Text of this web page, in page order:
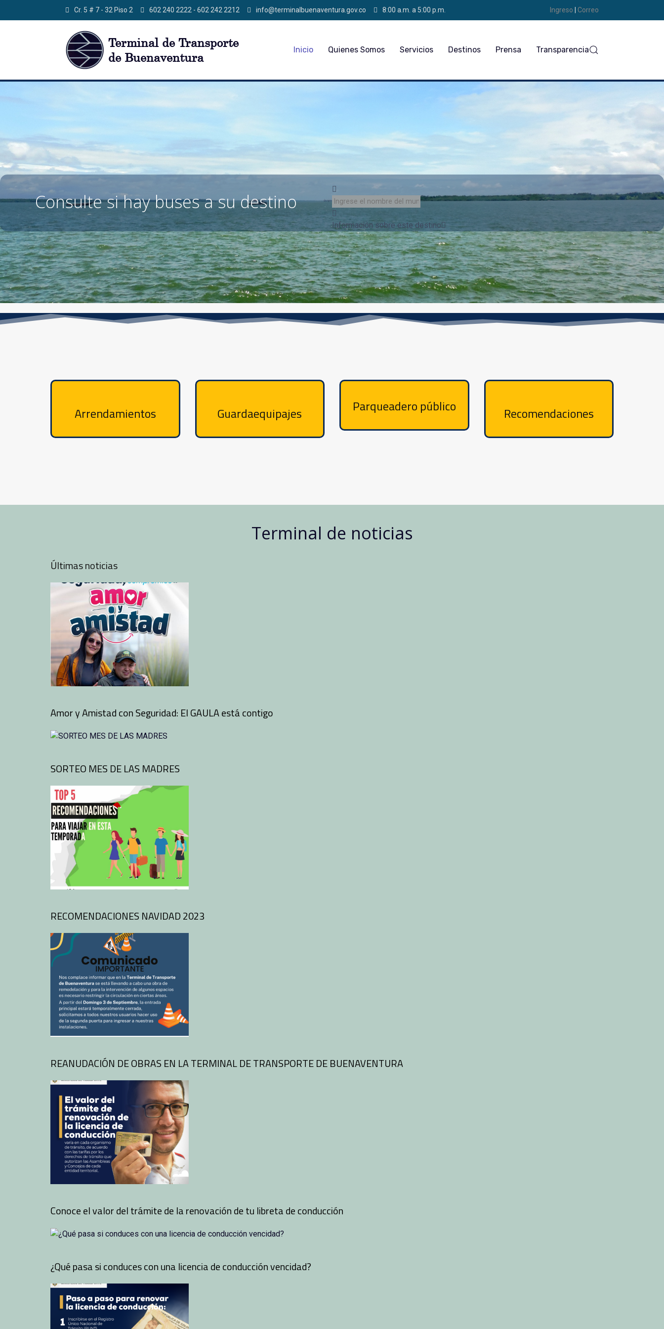
Cr. 5 # 7 - 32 Piso 2 602 240 2222 - 602 242 2212 info@terminalbuenaventura.gov.co 8:00 a.m. a 5:00 p.m. Ingreso Correo
Inicio Quienes Somos Servicios Destinos Prensa Transparencia
Consulte si hay buses a su destino
Información sobre este destino
Arrendamientos Guardaequipajes Parqueadero público Recomendaciones
Terminal de noticias
Últimas noticias
Amor y Amistad con Seguridad: El GAULA está contigo
SORTEO MES DE LAS MADRES
RECOMENDACIONES NAVIDAD 2023
REANUDACIÓN DE OBRAS EN LA TERMINAL DE TRANSPORTE DE BUENAVENTURA
Conoce el valor del trámite de la renovación de tu libreta de conducción
¿Qué pasa si conduces con una licencia de conducción vencidad?